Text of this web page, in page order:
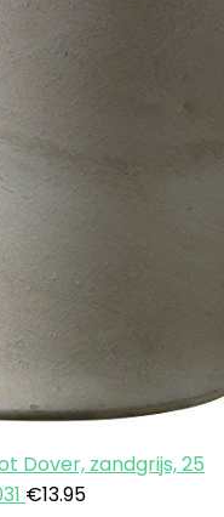
Dover, zandgrijs, 25
€13.95